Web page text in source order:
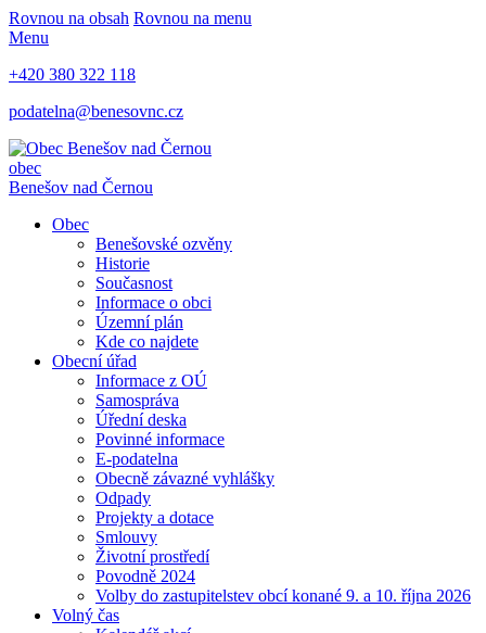
Rovnou na obsah Rovnou na menu
Menu
+420 380 322 118
podatelna@benesovnc.cz
obec
Benešov nad Černou
Obec
Benešovské ozvěny
Historie
Současnost
Informace o obci
Územní plán
Kde co najdete
Obecní úřad
Informace z OÚ
Samospráva
Úřední deska
Povinné informace
E-podatelna
Obecně závazné vyhlášky
Odpady
Projekty a dotace
Smlouvy
Životní prostředí
Povodně 2024
Volby do zastupitelstev obcí konané 9. a 10. října 2026
Volný čas